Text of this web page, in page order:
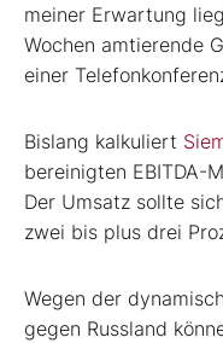
meiner Erwartung
Wochen amtierende
einer
Bislang kalkuliert
bereinigten EBITDA-
Der Umsatz sollte
zwei bis plus drei
Wegen der
gegen Russland